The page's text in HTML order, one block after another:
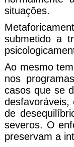
situações.
submetido a
Ao mesmo
nos
casos que se
de
severos. O
preservam a